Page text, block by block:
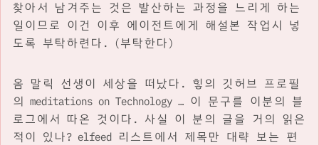
찾아서 남겨주는 것은 발산하는 과정을 느리게 하는
일이므로 이건 이후 에이전트에게 해설본 작업시 넣
도록 부탁하련다. (부탁한다)
옴 말릭 선생이 세상을 떠났다. 힣의 깃허브 프로필
의 meditations on Technology … 이 문구를 이분의 블
로그에서 따온 것이다. 사실 이 분의 글을 거의 읽은
적이 있나? elfeed 리스트에서 제목만 대략 보는 편